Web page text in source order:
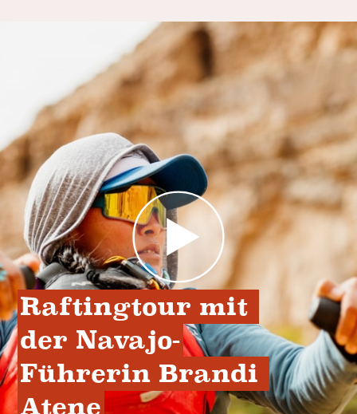
Raftingtour mit
der Navajo-
Führerin Brandi
Atene